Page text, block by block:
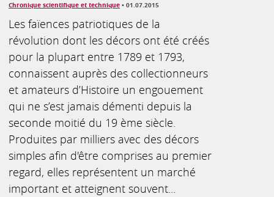
Chronique scientifique et technique • 01.07.2015
Les faïences patriotiques de la
révolution dont les décors ont été créés
pour la plupart entre 1789 et 1793,
connaissent auprès des collectionneurs
et amateurs d’Histoire un engouement
qui ne s’est jamais démenti depuis la
seconde moitié du 19 ème siècle.
Produites par milliers avec des décors
simples afin d'être comprises au premier
regard, elles représentent un marché
important et atteignent souvent...